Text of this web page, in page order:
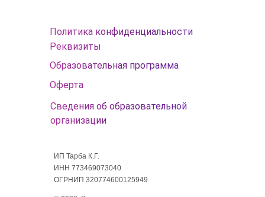
ИП Тарба К.Г.
ИНН 773469073040
ОГРНИП 320774600125949
Политика конфиденциальности
Реквизиты
Оферта
Образовательная программа
Сведения об образовательной
организации